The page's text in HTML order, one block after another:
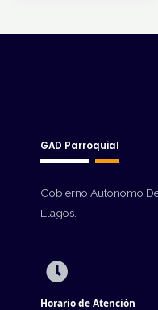
GAD Parroquial
Gobierno Autónomo
Llagos.
Horario de Atención